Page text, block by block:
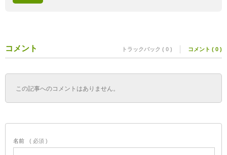
コメント トラックバック ( 0 ) コメント ( 0 )
この記事へのコメントはありません。
名前 ( 必須 )